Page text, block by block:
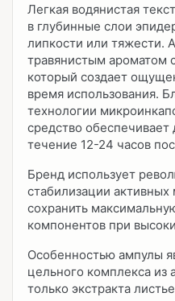
Легкая водянистая
в глубинные слои
липкости или тяжести.
травянистым ароматом
который создает
время использования.
технологии
средство
течение 12-24 часов
Бренд использует
стабилизации
сохранить
компонентов при
Особенностью ампулы
цельного комплекса из
только экстракта